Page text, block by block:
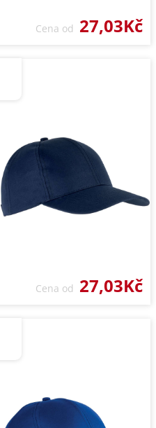
Cena od 27,03Kč
Cena od 27,03Kč